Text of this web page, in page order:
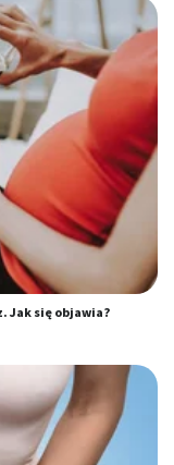
Jak się objawia?